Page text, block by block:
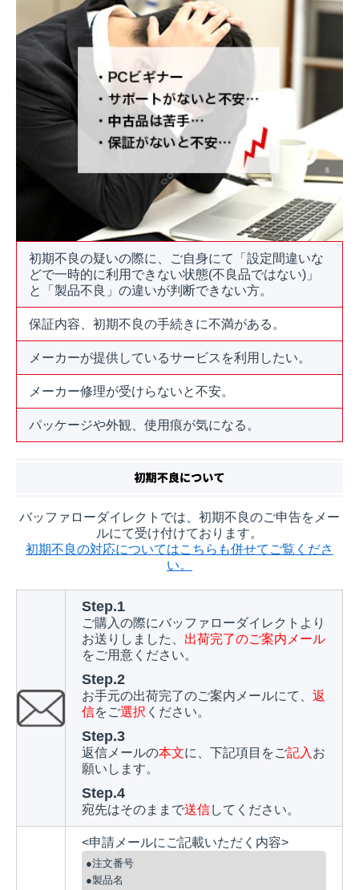
初期不良の疑いの際に、ご自身にて「設定間違いな
どで一時的に利用できない状態(不良品ではない)」
と「製品不良」の違いが判断できない方。
保証内容、初期不良の手続きに不満がある。
メーカーが提供しているサービスを利用したい。
メーカー修理が受けらないと不安。
パッケージや外観、使用痕が気になる。
バッファローダイレクトでは、初期不良のご申告をメー
ルにて受け付けております。
初期不良の対応についてはこちらも併せてご覧くださ
い。
Step.1
ご購入の際にバッファローダイレクトより
お送りしました、 出荷完了のご案内メール
をご用意ください。
Step.2
お手元の出荷完了のご案内メールにて、 返
信をご選択 ください。
Step.3
返信メールの本文に、下記項目をご記入 お
願いします。
Step.4
宛先はそのままで送信してください。
<申請メールにご記載いただく内容>
●注文番号
●製品名